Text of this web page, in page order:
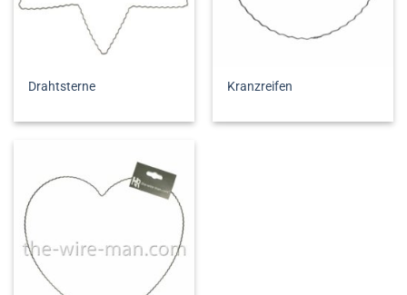
Drahtsterne Kranzreifen